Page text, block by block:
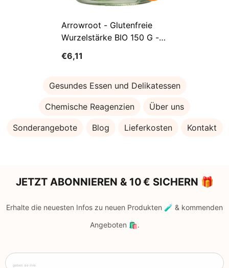
Arrowroot - Glutenfreie
Wurzelstärke BIO 150 G -
€6,11
Gesundes Essen und Delikatessen
Chemische Reagenzien Über uns
Sonderangebote Blog Lieferkosten Kontakt
JETZT ABONNIEREN & 10 € SICHERN 🎁
Erhalte die neuesten Infos zu neuen Produkten 🧪 & kommenden
Angeboten 🛍️.
geben sie ihre